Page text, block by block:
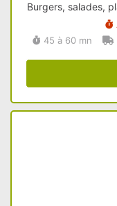
Burgers, salades,
45 à 60 mn